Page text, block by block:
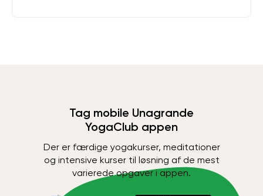
Tag mobile Unagrande
YogaClub appen
Der er færdige yogakurser, meditationer
og intensive kurser til løsning af de mest
varierede opgaver i appen.